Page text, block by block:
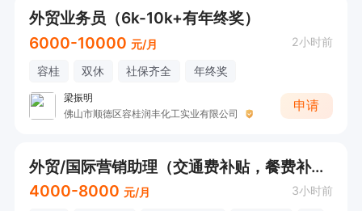
外贸业务员（6k-10k+有年终奖）
6000-10000 元/月 2小时前
容桂 双休 社保齐全 年终奖
梁振明
佛山市顺德区容桂润丰化工实业有限公司
申请
外贸/国际营销助理（交通费补贴，餐费补贴，奖金）
4000-8000 元/月 3小时前